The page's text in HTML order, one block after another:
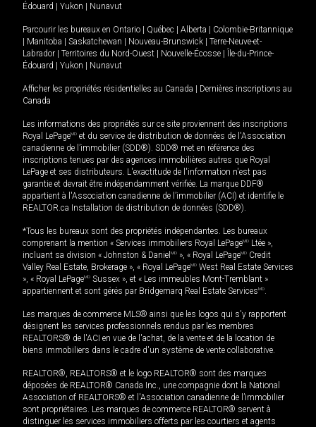
Édouard
Yukon Nunavut
Parcourir les bureaux en Ontario Québec Alberta
Colombie-Britannique
Manitoba Saskatchewan Nouveau-Brunswick
Terre-Neuve-et-
Labrador
Territoires du Nord-Ouest Nouvelle-Écosse
Île-du-Prince-
Édouard
Yukon Nunavut
Afficher les propriétés résidentielles au Canada
Dernières inscriptions au
Canada
Les informations des propriétés sur ce site proviennent des inscriptions
Royal LePageMD et du service de distribution de données de l'Association
canadienne de l’immobilier (SDD®). SDD® met en référence des
inscriptions tenues par des agences immobilières autres que Royal
LePage et ses distributeurs. L'exactitude de l'information n'est pas
garantie et devrait être indépendamment vérifiée. La marque DDF®
appartient à l'Association canadienne de l’immobilier (ACI) et identifie le
REALTOR.ca Installation de distribution de données (SDD®).
*Tous les bureaux sont des propriétés indépendantes. Les bureaux
comprenant la mention « Services immobiliers Royal LePageMD Ltée »,
incluant sa division « Johnston & Daniel MD », « Royal LePageMD Credit
Valley Real Estate, Brokerage », « Royal LePageMD West Real Estate Services
», « Royal LePageMD Sussex », et « Les immeubles Mont-Tremblant »
appartiennent et sont gérés par Bridgemarq Real Estate ServicesMD.
Les marques de commerce MLS® ainsi que les logos qui s'y rapportent
désignent les services professionnels rendus par les membres
REALTORS® de l'ACI en vue de l'achat, de la vente et de la location de
biens immobiliers dans le cadre d'un système de vente collaborative.
REALTOR®, REALTORS® et le logo REALTOR® sont des marques
déposées de REALTOR® Canada Inc., une compagnie dont la National
Association of REALTORS® et l'Association canadienne de l’immobilier
sont propriétaires. Les marques de commerce REALTOR® servent à
distinguer les services immobiliers offerts par les courtiers et agents